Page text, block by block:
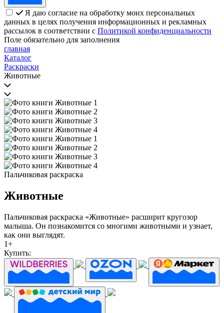
Я даю согласие на обработку моих персональных
данных в целях получения информационных и рекламных
рассылок в соответствии с Политикой конфиденциальности
Поле обязательно для заполнения
главная
Каталог
Раскраски
Животные
Пальчиковая раскраска
Животные
Пальчиковая раскраска «Животные» расширит кругозор
малыша. Он познакомится со многими животными и узнает,
как они выглядят.
1+
Купить: